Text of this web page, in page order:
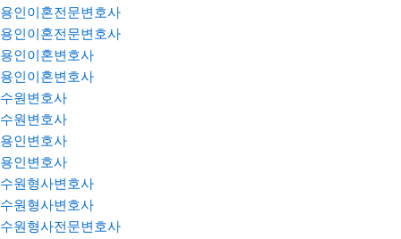
용인이혼전문변호사
용인이혼전문변호사
용인이혼변호사
용인이혼변호사
수원변호사
수원변호사
용인변호사
용인변호사
수원형사변호사
수원형사변호사
수원형사전문변호사